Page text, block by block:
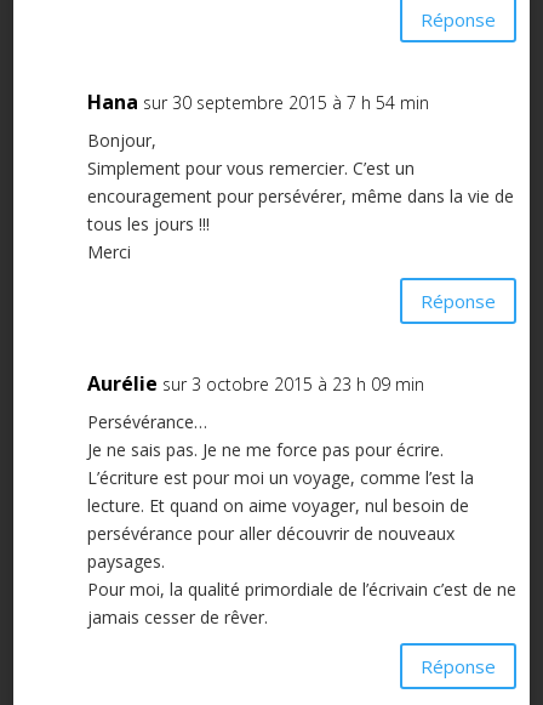
Réponse
Hana sur 30 septembre 2015 à 7 h 54 min
Bonjour,
Simplement pour vous remercier. C’est un
encouragement pour persévérer, même dans la vie de
tous les jours !!!
Merci
Réponse
Aurélie sur 3 octobre 2015 à 23 h 09 min
Persévérance…
Je ne sais pas. Je ne me force pas pour écrire.
L’écriture est pour moi un voyage, comme l’est la
lecture. Et quand on aime voyager, nul besoin de
persévérance pour aller découvrir de nouveaux
paysages.
Pour moi, la qualité primordiale de l’écrivain c’est de ne
jamais cesser de rêver.
Réponse